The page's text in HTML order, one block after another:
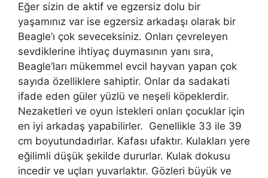
Eğer sizin de aktif ve egzersiz dolu bir
yaşamınız var ise egzersiz arkadaşı olarak bir
Beagle’ı çok seveceksiniz. Onları çevreleyen
sevdiklerine ihtiyaç duymasının yanı sıra,
Beagle’ları mükemmel evcil hayvan yapan çok
sayıda özelliklere sahiptir. Onlar da sadakati
ifade eden güler yüzlü ve neşeli köpeklerdir.
Nezaketleri ve oyun istekleri onları çocuklar için
en iyi arkadaş yapabilirler. Genellikle 33 ile 39
cm boyutundadırlar. Kafası ufaktır. Kulakları yere
eğilimli düşük şekilde dururlar. Kulak dokusu
incedir ve uçları yuvarlaktır. Gözleri büyük ve